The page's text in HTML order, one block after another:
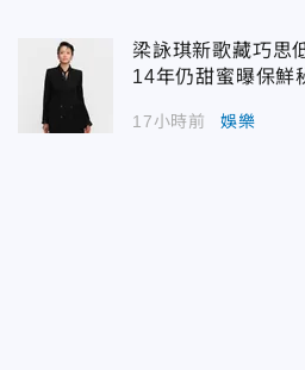
梁詠琪新歌藏巧
14年仍甜蜜曝保鮮
17小時前 娛樂